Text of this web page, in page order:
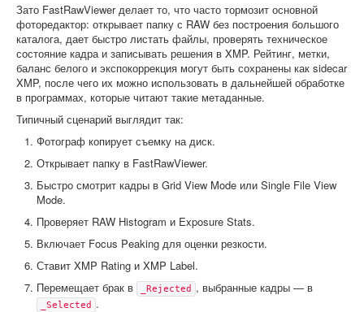
Зато FastRawViewer делает то, что часто тормозит основной
фоторедактор: открывает папку с RAW без построения большого
каталога, дает быстро листать файлы, проверять техническое
состояние кадра и записывать решения в XMP. Рейтинг, метки,
баланс белого и экспокоррекция могут быть сохранены как sidecar
XMP, после чего их можно использовать в дальнейшей обработке
в программах, которые читают такие метаданные.
Типичный сценарий выглядит так:
Фотограф копирует съемку на диск.
Открывает папку в FastRawViewer.
Быстро смотрит кадры в Grid View Mode или Single File View
Mode.
Проверяет RAW Histogram и Exposure Stats.
Включает Focus Peaking для оценки резкости.
Ставит XMP Rating и XMP Label.
Перемещает брак в
_Rejected , выбранные кадры — в
_Selected
.